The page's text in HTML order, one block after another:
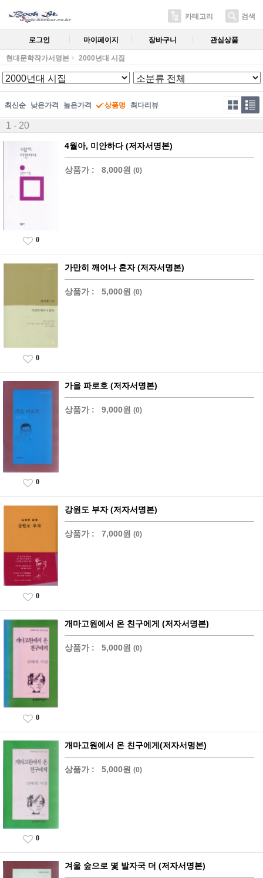
카테고리 검색
로그인 마이페이지 장바구니 관심상품
현대문학작가서명본 2000년대 시집
최신순 낮은가격 높은가격 상품명 최다리뷰
1 - 20
4월아, 미안하다 (저자서명본)
상품가 : 8,000원 (0)
0
가만히 깨어나 혼자 (저자서명본)
상품가 : 5,000원 (0)
0
가을 파로호 (저자서명본)
상품가 : 9,000원 (0)
0
강원도 부자 (저자서명본)
상품가 : 7,000원 (0)
0
개마고원에서 온 친구에게 (저자서명본)
상품가 : 5,000원 (0)
0
개마고원에서 온 친구에게(저자서명본)
상품가 : 5,000원 (0)
0
겨울 숲으로 몇 발자국 더 (저자서명본)